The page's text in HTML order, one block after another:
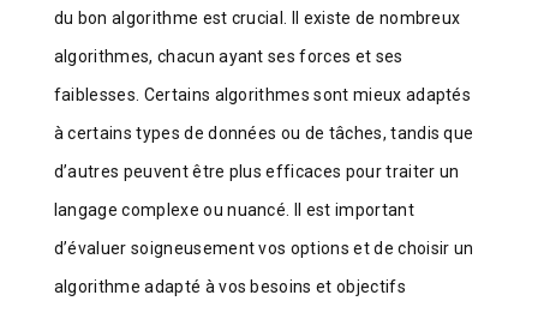
du bon algorithme est crucial. Il existe de nombreux
algorithmes, chacun ayant ses forces et ses
faiblesses. Certains algorithmes sont mieux adaptés
à certains types de données ou de tâches, tandis que
d’autres peuvent être plus efficaces pour traiter un
langage complexe ou nuancé. Il est important
d’évaluer soigneusement vos options et de choisir un
algorithme adapté à vos besoins et objectifs